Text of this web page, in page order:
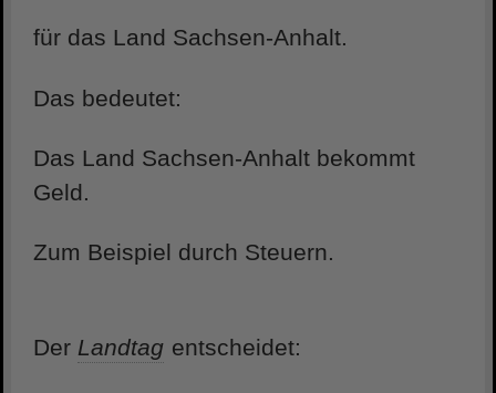
für das Land Sachsen-Anhalt.
Das bedeutet:
Das Land Sachsen-Anhalt bekommt
Geld.
Zum Beispiel durch Steuern.
Der Landtag entscheidet: